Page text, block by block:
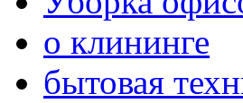
о клининге
бытовая